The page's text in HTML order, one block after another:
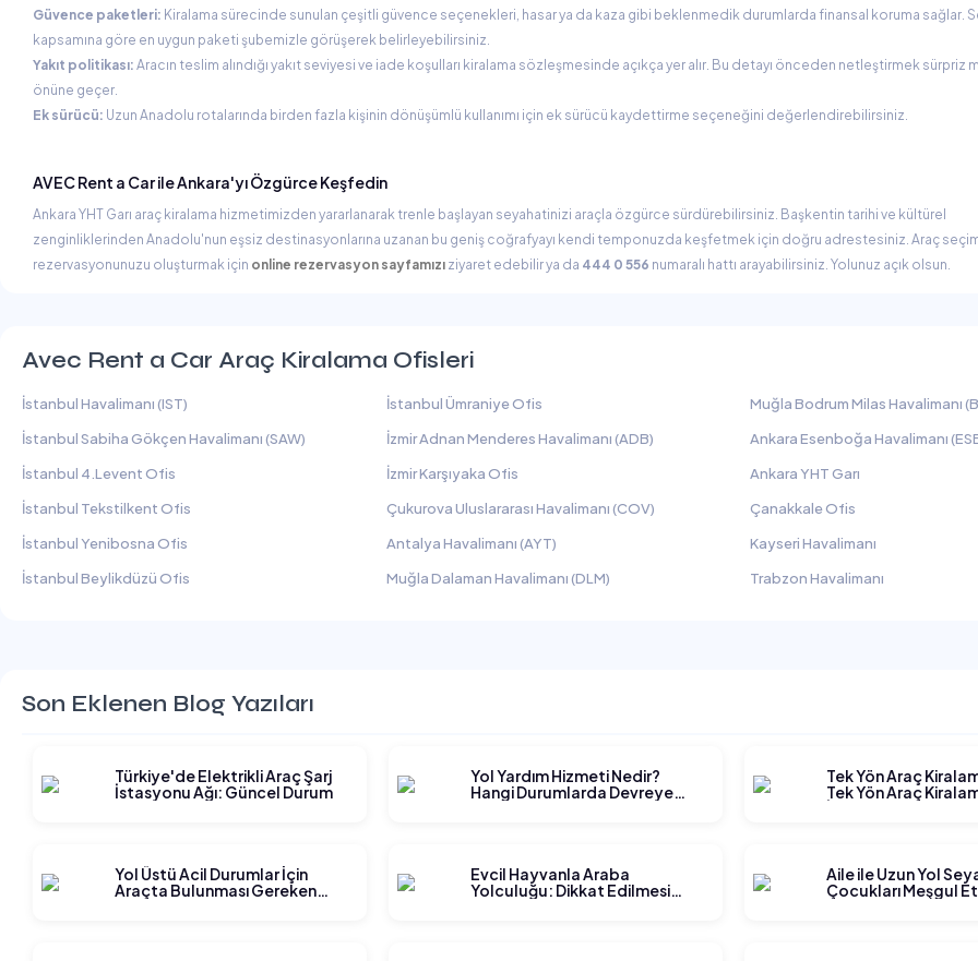
Güvence paketleri: Kiralama sürecinde sunulan çeşitli güvence seçenekleri, hasar ya da kaza gibi beklenmedik durumlarda finansal koruma sağlar.
kapsamına göre en uygun paketi şubemizle görüşerek belirleyebilirsiniz.
Yakıt politikası: Aracın teslim alındığı yakıt seviyesi ve iade koşulları kiralama sözleşmesinde açıkça yer alır. Bu detayı önceden netleştirmek sürpriz
önüne geçer.
Ek sürücü: Uzun Anadolu rotalarında birden fazla kişinin dönüşümlü kullanımı için ek sürücü kaydettirme seçeneğini değerlendirebilirsiniz.
AVEC Rent a Car ile Ankara'yı Özgürce Keşfedin
Ankara YHT Garı araç kiralama hizmetimizden yararlanarak trenle başlayan seyahatinizi araçla özgürce sürdürebilirsiniz. Başkentin tarihi ve kültürel
zenginliklerinden Anadolu'nun eşsiz destinasyonlarına uzanan bu geniş coğrafyayı kendi temponuzda keşfetmek için doğru adrestesiniz. Araç
rezervasyonunuzu oluşturmak için online rezervasyon sayfamızı ziyaret edebilir ya da 444 0 556 numaralı hattı arayabilirsiniz. Yolunuz açık olsun.
Avec Rent a Car Araç Kiralama Ofisleri
İstanbul Havalimanı (IST)
İstanbul Sabiha Gökçen Havalimanı (SAW)
İstanbul 4.Levent Ofis
İstanbul Tekstilkent Ofis
İstanbul Yenibosna Ofis
İstanbul Beylikdüzü Ofis
İstanbul Ümraniye Ofis
İzmir Adnan Menderes Havalimanı (ADB)
İzmir Karşıyaka Ofis
Çukurova Uluslararası Havalimanı (COV)
Antalya Havalimanı (AYT)
Muğla Dalaman Havalimanı (DLM)
Muğla Bodrum Milas Havalimanı
Ankara Esenboğa Havalimanı
Ankara YHT Garı
Çanakkale Ofis
Kayseri Havalimanı
Trabzon Havalimanı
Son Eklenen Blog Yazıları
Türkiye'de Elektrikli Araç Şarj
İstasyonu Ağı: Güncel Durum
Yol Yardım Hizmeti Nedir?
Hangi Durumlarda Devreye
Tek Yön Araç
Tek Yön Araç
Yol Üstü Acil Durumlar İçin
Araçta Bulunması Gereken
Evcil Hayvanla Araba
Yolculuğu: Dikkat Edilmesi
Aile ile Uzun Yol
Çocukları Meşgul